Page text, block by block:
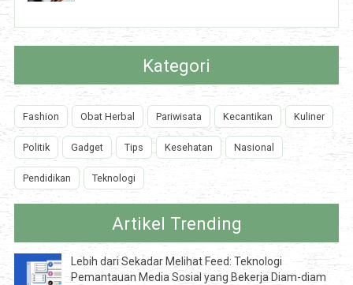
Kategori
Fashion Obat Herbal Pariwisata Kecantikan Kuliner
Politik Gadget Tips Kesehatan Nasional
Pendidikan Teknologi
Artikel Trending
Lebih dari Sekadar Melihat Feed: Teknologi
Pemantauan Media Sosial yang Bekerja Diam-diam